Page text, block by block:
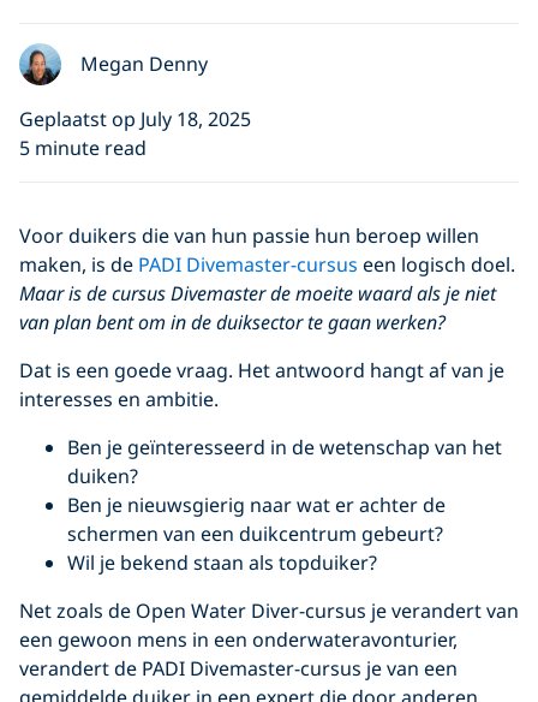
Megan Denny
Geplaatst op July 18, 2025
5 minute read
Voor duikers die van hun passie hun beroep willen
maken, is de PADI Divemaster-cursus een logisch doel.
Maar is de cursus Divemaster de moeite waard als je niet
van plan bent om in de duiksector te gaan werken?
Dat is een goede vraag. Het antwoord hangt af van je
interesses en ambitie.
Ben je geïnteresseerd in de wetenschap van het
duiken?
Ben je nieuwsgierig naar wat er achter de
schermen van een duikcentrum gebeurt?
Wil je bekend staan als topduiker?
Net zoals de Open Water Diver-cursus je verandert van
een gewoon mens in een onderwateravonturier,
verandert de PADI Divemaster-cursus je van een